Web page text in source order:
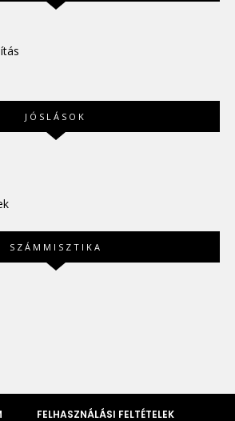
JÓSLÁSOK
SZÁMMISZTIKA
FELHASZNÁLÁSI FELTÉTELEK